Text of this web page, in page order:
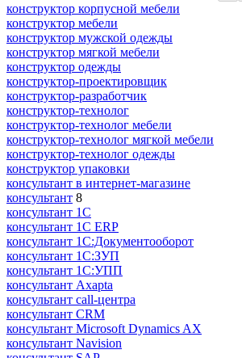
конструктор корпусной мебели
конструктор мебели
конструктор мужской одежды
конструктор мягкой мебели
конструктор одежды
конструктор-проектировщик
конструктор-разработчик
конструктор-технолог
конструктор-технолог мебели
конструктор-технолог мягкой мебели
конструктор-технолог одежды
конструктор упаковки
консультaнт в интернет-мaгазине
консультант 8
консультант 1С
консультант 1С ERP
консультант 1С:Документооборот
консультант 1С:ЗУП
консультант 1С:УПП
консультант Axapta
консультант call-центра
консультант CRM
консультант Microsoft Dynamics AX
консультант Navision